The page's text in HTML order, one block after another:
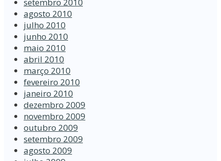
agosto 2010
julho 2010
junho 2010
maio 2010
abril 2010
março 2010
fevereiro 2010
janeiro 2010
dezembro 2009
novembro 2009
outubro 2009
setembro 2009
agosto 2009